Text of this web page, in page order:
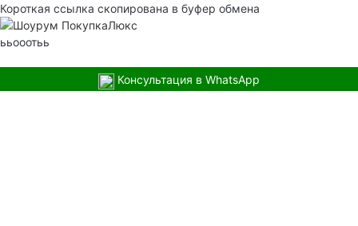
Короткая ссылка скопирована в буфер обмена
ььооотьь
Консультация в WhatsApp